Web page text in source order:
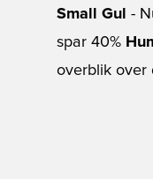
Small Gul -
spar 40%
overblik over